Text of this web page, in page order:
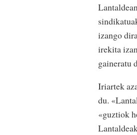
izango
irekita
gaineratu
Iriartek
du.
«guztiok